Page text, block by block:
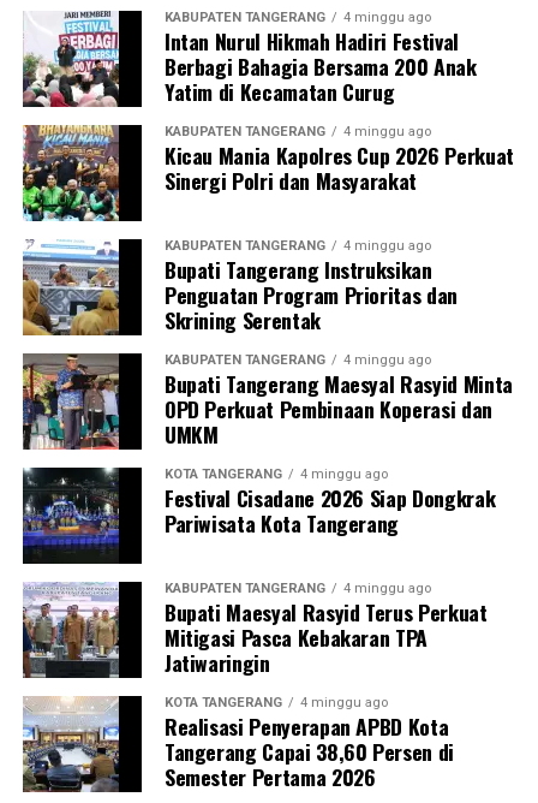
KABUPATEN TANGERANG 4 minggu ago
Intan Nurul Hikmah Hadiri Festival
Berbagi Bahagia Bersama 200 Anak
Yatim di Kecamatan Curug
KABUPATEN TANGERANG 4 minggu ago
Kicau Mania Kapolres Cup 2026 Perkuat
Sinergi Polri dan Masyarakat
KABUPATEN TANGERANG 4 minggu ago
Bupati Tangerang Instruksikan
Penguatan Program Prioritas dan
Skrining Serentak
KABUPATEN TANGERANG 4 minggu ago
Bupati Tangerang Maesyal Rasyid Minta
OPD Perkuat Pembinaan Koperasi dan
UMKM
KOTA TANGERANG 4 minggu ago
Festival Cisadane 2026 Siap Dongkrak
Pariwisata Kota Tangerang
KABUPATEN TANGERANG 4 minggu ago
Bupati Maesyal Rasyid Terus Perkuat
Mitigasi Pasca Kebakaran TPA
Jatiwaringin
KOTA TANGERANG 4 minggu ago
Realisasi Penyerapan APBD Kota
Tangerang Capai 38,60 Persen di
Semester Pertama 2026